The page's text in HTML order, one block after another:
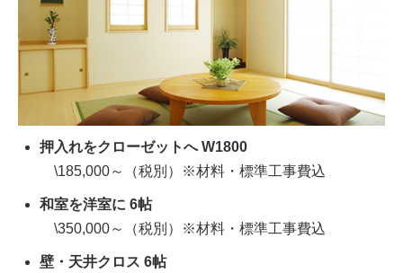
押入れをクローゼットへ W1800
\185,000～（税別）※材料・標準工事費込
和室を洋室に 6帖
\350,000～（税別）※材料・標準工事費込
壁・天井クロス 6帖